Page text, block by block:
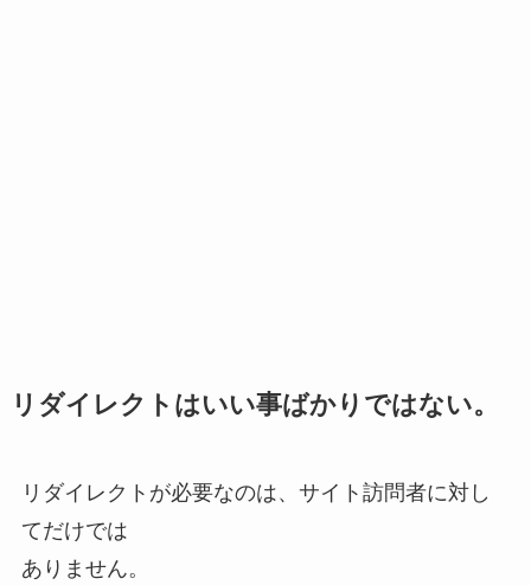
リダイレクトはいい事ばかりではない。
リダイレクトが必要なのは、サイト訪問者に対し
てだけでは
ありません。